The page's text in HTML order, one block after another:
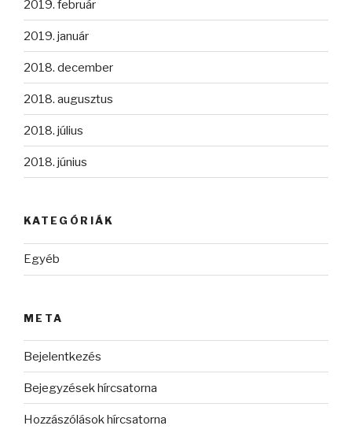
2019. február
2019. január
2018. december
2018. augusztus
2018. július
2018. június
KATEGÓRIÁK
Egyéb
META
Bejelentkezés
Bejegyzések hírcsatorna
Hozzászólások hírcsatorna